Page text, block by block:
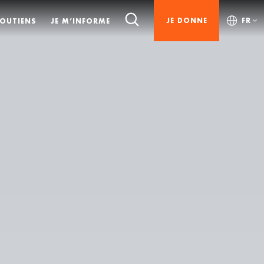
JE M’INFORME JE DONNE FR